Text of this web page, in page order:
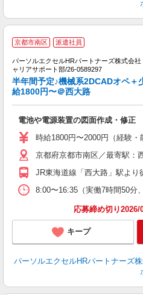
京都市南区 派遣社員
パーソルエクセルHRパートナーズ株式会
ャリアサポート部/26-0589297
半年間予定♪機械系2DCADオペ
給1800円〜＠西大路
電池や電源装置の図面作成・修正
時給1800円〜2000円（経験・
京都府京都市南区／最寄駅：
JR東海道線「西大路」駅より
8:00〜16:35（実働7時間50分
応募締め切り2026/
キープ
パーソルエクセルHRパートナーズ